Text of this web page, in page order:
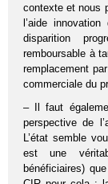
contexte et nous
l’aide
disparition
remboursable à
remplacement
commerciale du
– Il faut
perspective de
L’état semble
est une
bénéficiaires)